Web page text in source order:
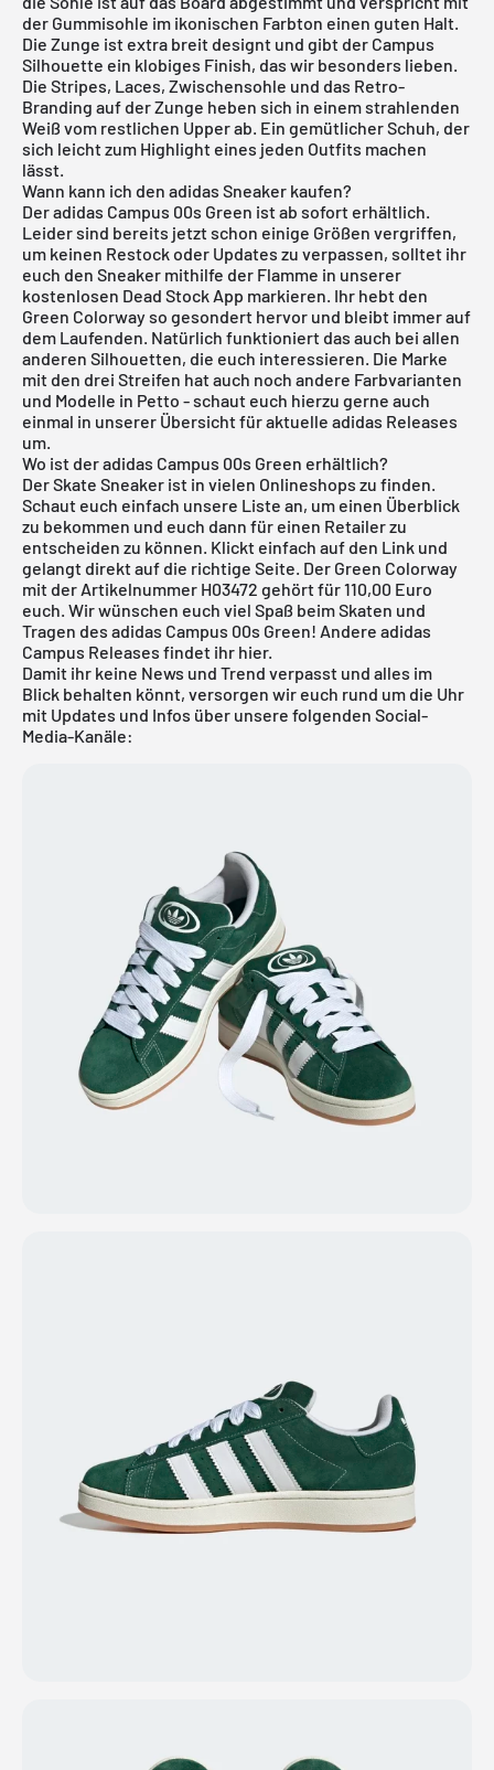
der Gummisohle im ikonischen Farbton einen guten Halt.
Die Zunge ist extra breit designt und gibt der Campus
Silhouette ein klobiges Finish, das wir besonders lieben.
Die Stripes, Laces, Zwischensohle und das Retro-
Branding auf der Zunge heben sich in einem strahlenden
Weiß vom restlichen Upper ab. Ein gemütlicher Schuh, der
sich leicht zum Highlight eines jeden Outfits machen
lässt.
Wann kann ich den adidas Sneaker kaufen?
Der adidas Campus 00s Green ist ab sofort erhältlich.
Leider sind bereits jetzt schon einige Größen vergriffen,
um keinen Restock oder Updates zu verpassen, solltet ihr
euch den Sneaker mithilfe der Flamme in unserer
kostenlosen Dead Stock App markieren. Ihr hebt den
Green Colorway so gesondert hervor und bleibt immer auf
dem Laufenden. Natürlich funktioniert das auch bei allen
anderen Silhouetten, die euch interessieren. Die Marke
mit den drei Streifen hat auch noch andere Farbvarianten
und Modelle in Petto - schaut euch hierzu gerne auch
einmal in unserer Übersicht für aktuelle adidas Releases
um.
Wo ist der adidas Campus 00s Green erhältlich?
Der Skate Sneaker ist in vielen Onlineshops zu finden.
Schaut euch einfach unsere Liste an, um einen Überblick
zu bekommen und euch dann für einen Retailer zu
entscheiden zu können. Klickt einfach auf den Link und
gelangt direkt auf die richtige Seite. Der Green Colorway
mit der Artikelnummer H03472 gehört für 110,00 Euro
euch. Wir wünschen euch viel Spaß beim Skaten und
Tragen des adidas Campus 00s Green! Andere adidas
Campus Releases findet ihr hier.
Damit ihr keine News und Trend verpasst und alles im
Blick behalten könnt, versorgen wir euch rund um die Uhr
mit Updates und Infos über unsere folgenden Social-
Media-Kanäle: